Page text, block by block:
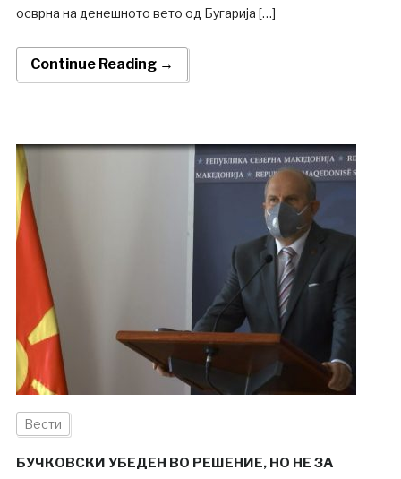
осврна на денешното вето од Бугарија […]
Continue Reading →
Вести
БУЧКОВСКИ УБЕДЕН ВО РЕШЕНИЕ, НО НЕ ЗА